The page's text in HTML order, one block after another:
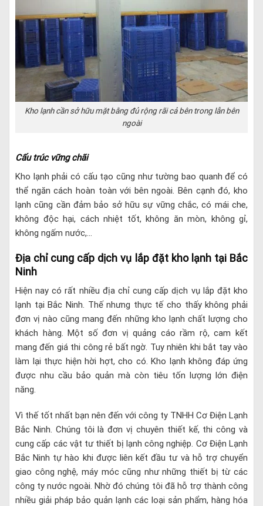
Kho lạnh cần sở hữu mặt bằng đủ rộng rãi cả bên trong lẫn bên
ngoài
Cấu trúc vững chãi
Kho lạnh phải có cấu tạo cũng như tường bao quanh để có
thể ngăn cách hoàn toàn với bên ngoài. Bên cạnh đó, kho
lạnh cũng cần đảm bảo sở hữu sự vững chắc, có mái che,
không độc hại, cách nhiệt tốt, không ăn mòn, không gỉ,
không ngấm nước,…
Địa chỉ cung cấp dịch vụ lắp đặt kho lạnh tại Bắc
Ninh
Hiện nay có rất nhiều địa chỉ cung cấp dịch vụ lắp đặt kho
lạnh tại Bắc Ninh. Thế nhưng thực tế cho thấy không phải
đơn vị nào cũng mang đến những kho lạnh chất lượng cho
khách hàng. Một số đơn vị quảng cáo rầm rộ, cam kết
mang đến giá thi công rẻ bất ngờ. Tuy nhiên khi bắt tay vào
làm lại thực hiện hời hợt, cho có. Kho lạnh không đáp ứng
được nhu cầu bảo quản mà còn tiêu tốn lượng lớn điện
năng.
Vì thế tốt nhất bạn nên đến với công ty TNHH Cơ Điện Lạnh
Bắc Ninh. Chúng tôi là đơn vị chuyên thiết kế, thi công và
cung cấp các vật tư thiết bị lạnh công nghiệp. Cơ Điện Lạnh
Bắc Ninh tự hào khi được liên kết đầu tư và hỗ trợ chuyển
giao công nghệ, máy móc cũng như những thiết bị từ các
công ty nước ngoài. Nhờ đó chúng tôi đã hỗ trợ thành công
nhiều giải pháp bảo quản lạnh các loại sản phẩm, hàng hóa